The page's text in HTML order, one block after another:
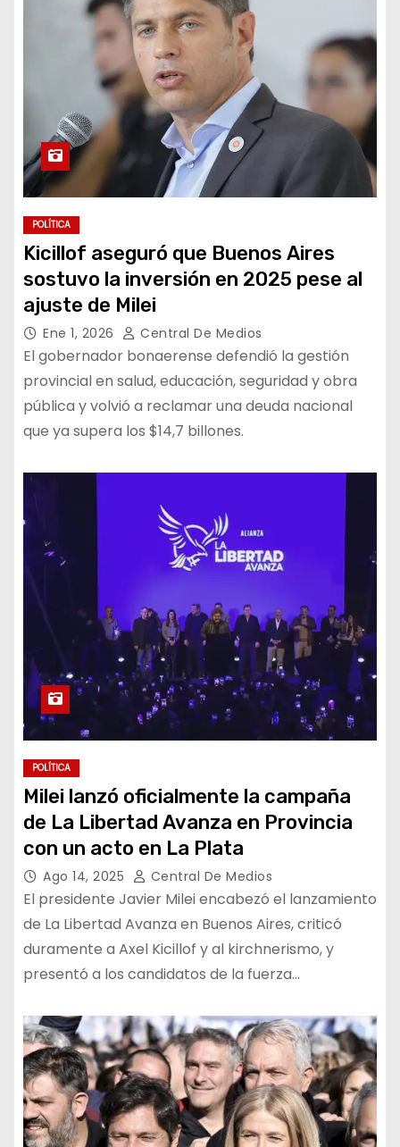
POLÍTICA
Kicillof aseguró que Buenos Aires
sostuvo la inversión en 2025 pese al
ajuste de Milei
Ene 1, 2026 Central De Medios
El gobernador bonaerense defendió la gestión
provincial en salud, educación, seguridad y obra
pública y volvió a reclamar una deuda nacional
que ya supera los $14,7 billones.
POLÍTICA
Milei lanzó oficialmente la campaña
de La Libertad Avanza en Provincia
con un acto en La Plata
Ago 14, 2025 Central De Medios
El presidente Javier Milei encabezó el lanzamiento
de La Libertad Avanza en Buenos Aires, criticó
duramente a Axel Kicillof y al kirchnerismo, y
presentó a los candidatos de la fuerza…